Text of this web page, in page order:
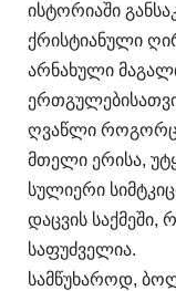
ისტორიაში
ქრისტიანული
არნახული
ღვაწლი როგორც
მთელი ერისა,
სულიერი
დაცვის საქმეში,
საფუძველია.
სამწუხაროდ,